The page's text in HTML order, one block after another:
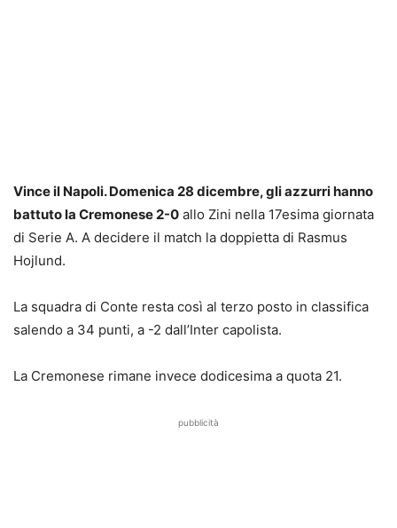
Vince il Napoli. Domenica 28 dicembre, gli azzurri hanno
battuto la Cremonese 2-0 allo Zini nella 17esima giornata
di Serie A. A decidere il match la doppietta di Rasmus
Hojlund.
La squadra di Conte resta così al terzo posto in classifica
salendo a 34 punti, a -2 dall’Inter capolista.
La Cremonese rimane invece dodicesima a quota 21.
pubblicità